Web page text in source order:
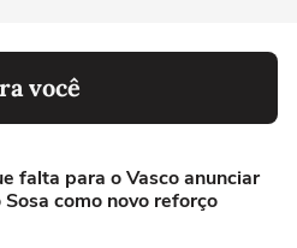
você
falta para o Vasco anunciar
como novo reforço